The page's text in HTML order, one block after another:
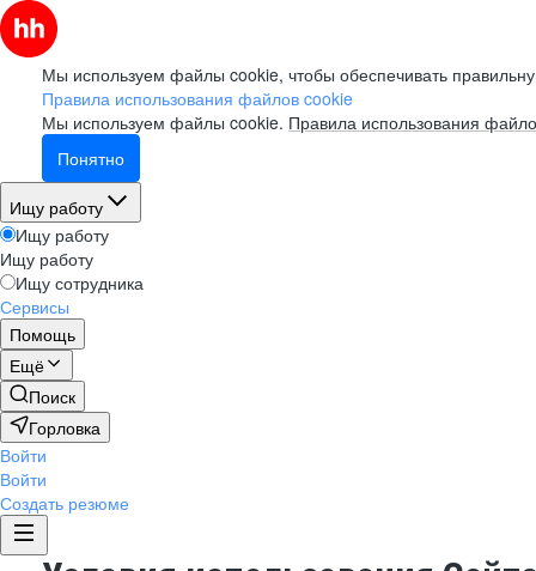
Мы используем файлы cookie, чтобы обеспечивать
Правила использования файлов cookie
Мы используем файлы cookie. Правила использования
Понятно
Ищу работу
Ищу работу
Ищу работу
Ищу сотрудника
Сервисы
Помощь
Ещё
Поиск
Горловка
Войти
Войти
Создать резюме